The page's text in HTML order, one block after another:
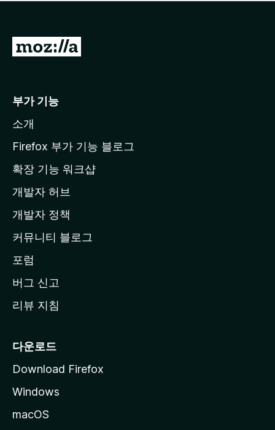
점
습
니
M
l
a
페
이
지
이
동
부가 기능
소개
Firefox 부가 기능 블로그
확장 기능 워크샵
개발자 허브
개발자 정책
커뮤니티 블로그
포럼
버그 신고
리뷰 지침
다운로드
Download Firefox
Windows
macOS